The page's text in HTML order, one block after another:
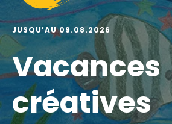
JUSQU’AU 09.08.2026
Vacances
créatives